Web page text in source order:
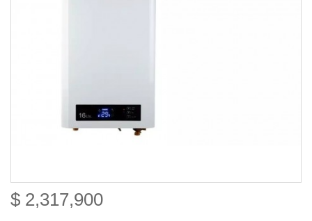
$ 2,317,900